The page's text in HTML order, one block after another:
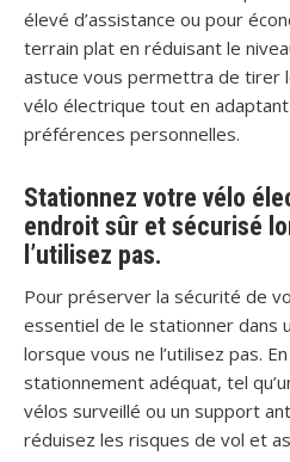
élevé d’assistance ou pour
terrain plat en réduisant le
astuce vous permettra de tirer
vélo électrique tout en
préférences personnelles.
Stationnez votre vélo
endroit sûr et sécurisé
l’utilisez pas.
Pour préserver la sécurité de
essentiel de le stationner dans
lorsque vous ne l’utilisez pas.
stationnement adéquat, tel
vélos surveillé ou un support
réduisez les risques de vol et